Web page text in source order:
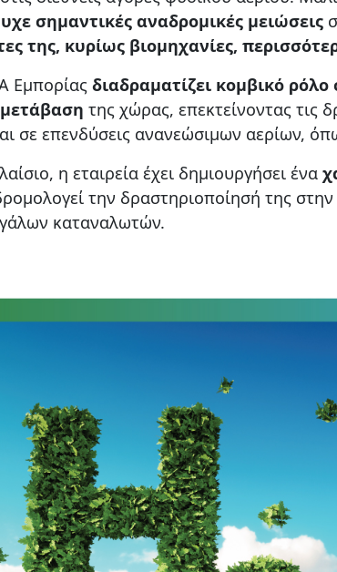
σημαντικές αναδρομικές μειώσεις
της, κυρίως βιομηχανίες,
Εμπορίας διαδραματίζει κομβικό
της χώρας, επεκτείνοντας τις
σε επενδύσεις ανανεώσιμων αερίων,
η εταιρεία έχει δημιουργήσει ένα
την δραστηριοποίησή της
καταναλωτών.